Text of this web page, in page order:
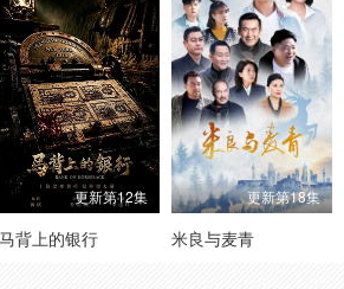
更新第12集
马背上的银行
更新第18集
米良与麦青